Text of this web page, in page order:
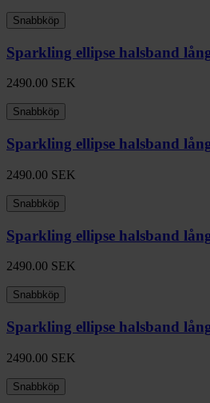
Snabbköp
Sparkling ellipse halsband
2490.00 SEK
Snabbköp
Sparkling ellipse halsband
2490.00 SEK
Snabbköp
Sparkling ellipse halsband
2490.00 SEK
Snabbköp
Sparkling ellipse halsband
2490.00 SEK
Snabbköp